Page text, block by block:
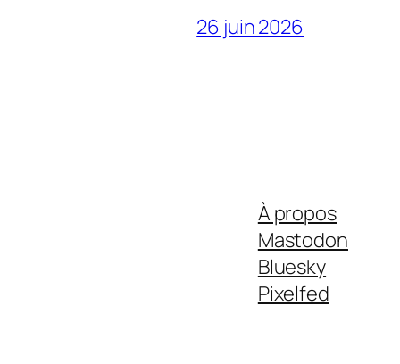
26 juin 2026
À propos
Mastodon
Bluesky
Pixelfed